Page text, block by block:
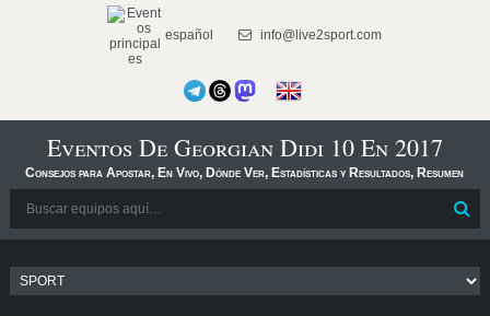
español info@live2sport.com
Eventos De Georgian Didi 10 En 2017
Consejos para Apostar, En Vivo, Dónde Ver, Estadísticas y Resultados, Resumen